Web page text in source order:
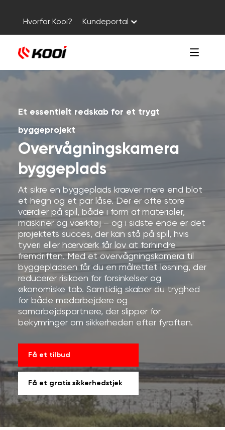
Hvorfor Kooi? Kundeportal
Et essentielt redskab for et trygt
byggeprojekt
Overvågningskamera
byggeplads
At sikre en byggeplads kræver mere end blot
et hegn og et par låse. Der er ofte store
værdier på spil, både i form af materialer,
maskiner og værktøj – og i sidste ende er det
projektets succes, der kan stå på spil, hvis
tyveri eller hærværk får lov at forhindre
fremdriften. Med et overvågningskamera til
byggepladsen får du en målrettet løsning, der
reducerer risikoen for forsinkelser og
økonomiske tab. Samtidig skaber du tryghed
for både medarbejdere og
samarbejdspartnere, der slipper for
bekymringer om sikkerheden efter fyraften.
Få et tilbud
Få et gratis sikkerhedstjek